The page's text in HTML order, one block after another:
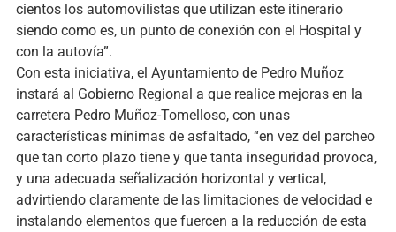
cientos los automovilistas que utilizan este itinerario
siendo como es, un punto de conexión con el Hospital y
con la autovía”.
Con esta iniciativa, el Ayuntamiento de Pedro Muñoz
instará al Gobierno Regional a que realice mejoras en la
carretera Pedro Muñoz-Tomelloso, con unas
características mínimas de asfaltado, “en vez del parcheo
que tan corto plazo tiene y que tanta inseguridad provoca,
y una adecuada señalización horizontal y vertical,
advirtiendo claramente de las limitaciones de velocidad e
instalando elementos que fuercen a la reducción de esta